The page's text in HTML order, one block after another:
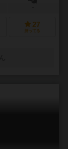
27
持ってる